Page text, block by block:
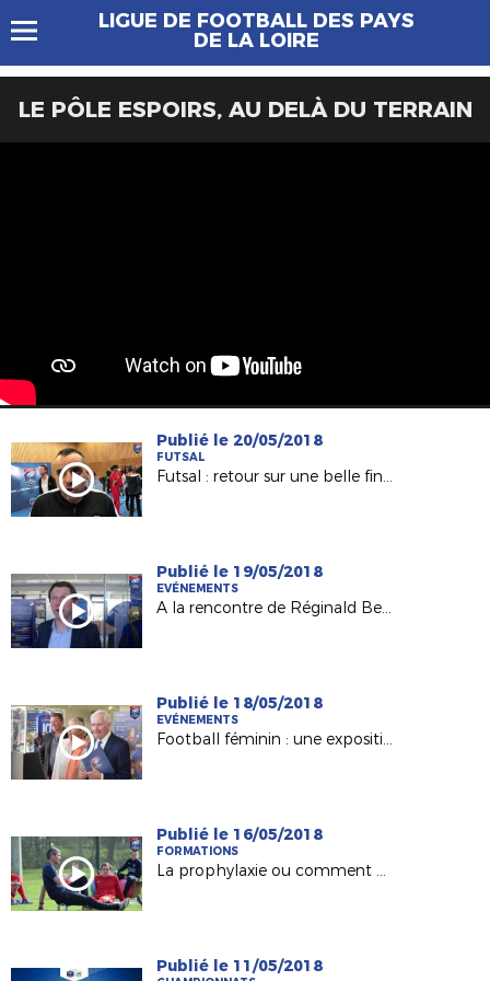
LIGUE DE FOOTBALL DES PAYS
DE LA LOIRE
LE PÔLE ESPOIRS, AU DELÀ DU TERRAIN
Publié le 20/05/2018
FUTSAL
Futsal : retour sur une belle finale régionale aux Sorinières :
Publié le 19/05/2018
EVÉNEMENTS
A la rencontre de Réginald Becque, de Calais en 2000 à la Ligue du Football Amateur
Publié le 18/05/2018
EVÉNEMENTS
Football féminin : une exposition itinérante à découvrir à Basse-Goulaine
Publié le 16/05/2018
FORMATIONS
La prophylaxie ou comment mieux prévenir les blessures ?
Publié le 11/05/2018